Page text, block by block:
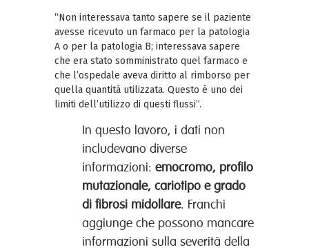
“Non interessava tanto sapere se il paziente
avesse ricevuto un farmaco per la patologia
A o per la patologia B; interessava sapere
che era stato somministrato quel farmaco e
che l’ospedale aveva diritto al rimborso per
quella quantità utilizzata. Questo è uno dei
limiti dell’utilizzo di questi flussi”.
In questo lavoro, i dati non
includevano diverse
informazioni: emocromo, profilo
mutazionale, cariotipo e grado
di fibrosi midollare. Franchi
aggiunge che possono mancare
informazioni sulla severità della